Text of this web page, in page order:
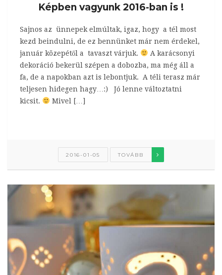
Képben vagyunk 2016-ban is !
Sajnos az ünnepek elmúltak, igaz, hogy a tél most
kezd beindulni, de ez bennünket már nem érdekel,
január közepétől a tavaszt várjuk.
A karácsonyi
dekoráció bekerül szépen a dobozba, ma még áll a
fa, de a napokban azt is lebontjuk. A téli terasz már
teljesen hidegen hagy…:) Jó lenne változtatni
kicsit.
Mivel […]
2016-01-05 TOVÁBB